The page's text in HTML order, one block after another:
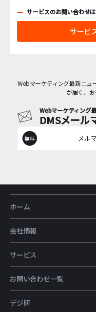
サービスのお問い合わせ
サービ
Webマーケティング最新ニュ
が届く、お
Webマーケティング
DMSメール
メル
ホーム
会社情報
サービス
お問い合わせ一覧
デジ研